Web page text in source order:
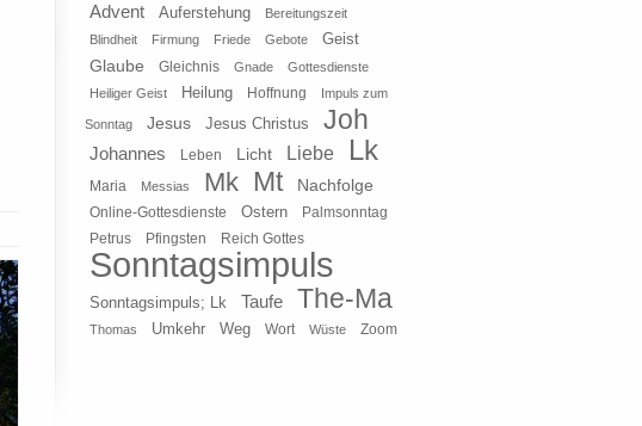
Advent Auferstehung
Bereitungszeit
Blindheit
Firmung Friede Gebote Geist
Glaube Gleichnis Gnade
Gottesdienste
Heiliger Geist
Heilung Hoffnung Impuls zum
Sonntag Jesus Jesus Christus Joh
Johannes Leben Licht Liebe Lk
Maria Messias Mk Mt Nachfolge
Online-Gottesdienste Ostern
Palmsonntag
Petrus
Pfingsten Reich Gottes
Sonntagsimpuls
Sonntagsimpuls; Lk Taufe The-Ma
Thomas Umkehr Weg Wort Wüste Zoom